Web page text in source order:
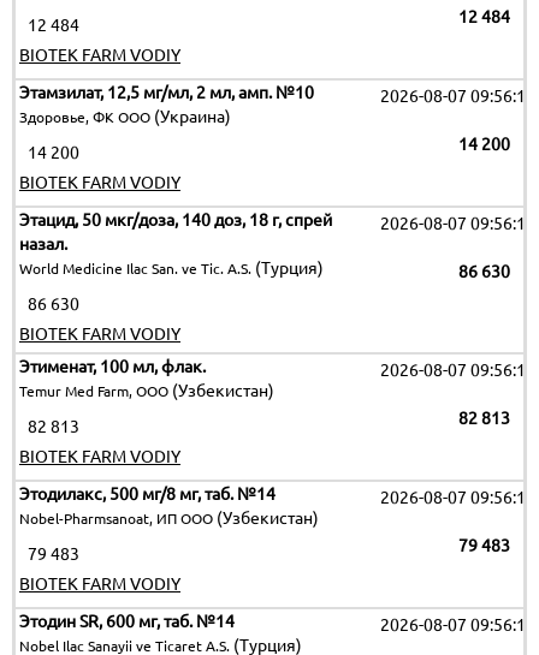
12 484
12 484
BIOTEK FARM VODIY
Этамзилат, 12,5 мг/мл, 2 мл, амп. №10
Здоровье, ФК ООО (Украина)
2026-08-07 09:56:12
14 200
14 200
BIOTEK FARM VODIY
Этацид, 50 мкг/доза, 140 доз, 18 г, спрей
назал.
World Medicine Ilac San. ve Tic. A.S. (Турция)
2026-08-07 09:56:12
86 630
86 630
BIOTEK FARM VODIY
Этименат, 100 мл, флак.
Temur Med Farm, OOO (Узбекистан)
2026-08-07 09:56:12
82 813
82 813
BIOTEK FARM VODIY
Этодилакс, 500 мг/8 мг, таб. №14
Nobel-Pharmsanoat, ИП ООО (Узбекистан)
2026-08-07 09:56:12
79 483
79 483
BIOTEK FARM VODIY
Этодин SR, 600 мг, таб. №14
Nobel Ilac Sanayii ve Ticaret A.S. (Турция)
2026-08-07 09:56:12